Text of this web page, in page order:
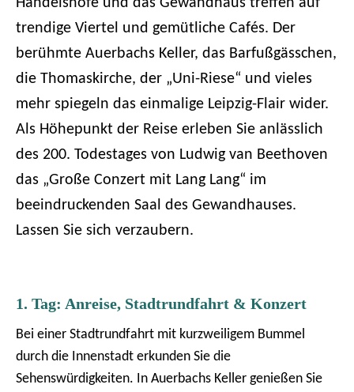
trendige Viertel und gemütliche Cafés. Der
berühmte Auerbachs Keller, das Barfußgässchen,
die Thomaskirche, der „Uni-Riese“ und vieles
mehr spiegeln das einmalige Leipzig-Flair wider.
Als Höhepunkt der Reise erleben Sie anlässlich
des 200. Todestages von Ludwig van Beethoven
das „Große Conzert mit Lang Lang“ im
beeindruckenden Saal des Gewandhauses.
Lassen Sie sich verzaubern.
1. Tag: Anreise, Stadtrundfahrt & Konzert
Bei einer Stadtrundfahrt mit kurzweiligem Bummel
durch die Innenstadt erkunden Sie die
Sehenswürdigkeiten. In Auerbachs Keller genießen Sie